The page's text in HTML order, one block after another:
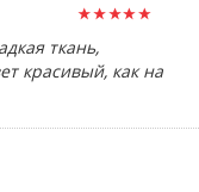
ткань,
красивый, как на